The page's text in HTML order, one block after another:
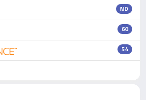
ND
60
54